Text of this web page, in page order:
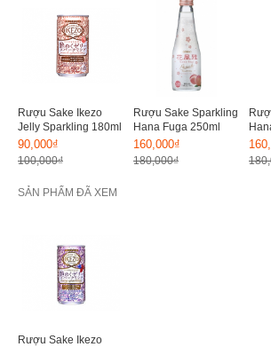
Rượu Sake Ikezo
Jelly Sparkling 180ml
90,000₫
100,000₫
Rượu Sake Sparkling
Hana Fuga 250ml
160,000₫
180,000₫
SẢN PHẨM ĐÃ XEM
Rượu Sake Ikezo